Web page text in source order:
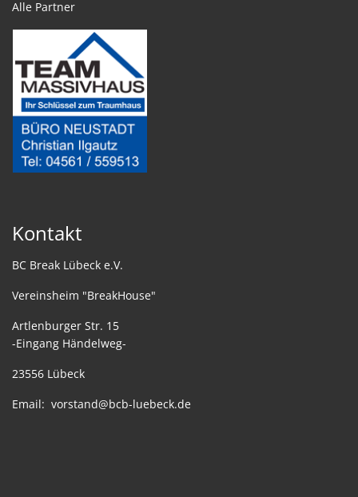
Alle Partner
Kontakt
BC Break Lübeck e.V.
Vereinsheim "BreakHouse"
Artlenburger Str. 15
-Eingang Händelweg-
23556 Lübeck
Email: vorstand@bcb-luebeck.de